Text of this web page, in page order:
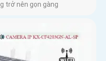
trở nên gọn gàng